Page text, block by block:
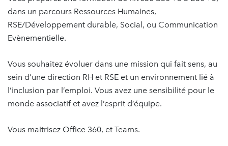
dans un parcours Ressources Humaines,
RSE/Développement durable, Social, ou Communication
Evènementielle.
Vous souhaitez évoluer dans une mission qui fait sens, au
sein d’une direction RH et RSE et un environnement lié à
l’inclusion par l’emploi. Vous avez une sensibilité pour le
monde associatif et avez l’esprit d’équipe.
Vous maitrisez Office 360, et Teams.